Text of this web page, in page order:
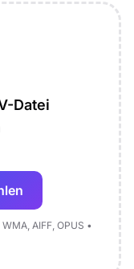
Datei
AIFF, OPUS •